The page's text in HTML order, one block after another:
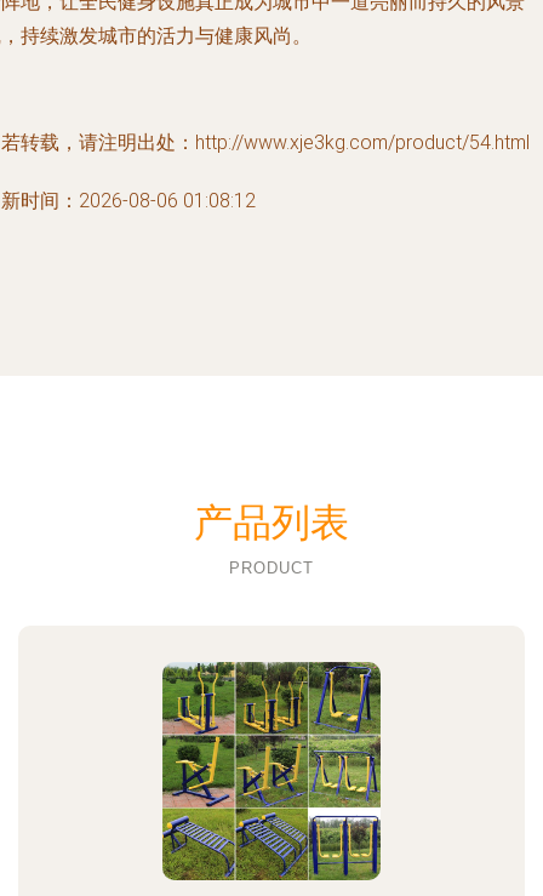
持续激发城市的活力与健康风尚。
转载，请注明出处：http://www.xje3kg.com/product/54.html
时间：2026-08-06 01:08:12
产品列表
PRODUCT